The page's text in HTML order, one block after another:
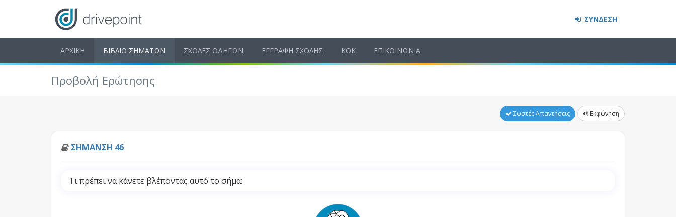
ΣΥΝΔΕΣΗ
ΑΡΧΙΚΗ ΒΙΒΛΙΟ ΣΗΜΑΤΩΝ ΣΧΟΛΕΣ ΟΔΗΓΩΝ ΕΓΓΡΑΦΗ ΣΧΟΛΗΣ ΚΟΚ ΕΠΙΚΟΙΝΩΝΙΑ
Προβολή Ερώτησης
Σωστές Απαντήσεις Εκφώνηση
ΣΗΜΑΝΣΗ 46
Τι πρέπει να κάνετε βλέποντας αυτό το σήμα: